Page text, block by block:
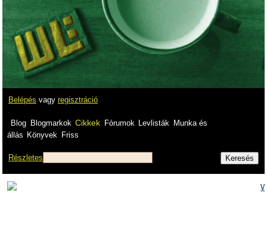
Belépés vagy regisztráció
Blog Blogmarkok Cikkek Fórumok Levlisták
Munka és
állás Könyvek Friss
Részletes